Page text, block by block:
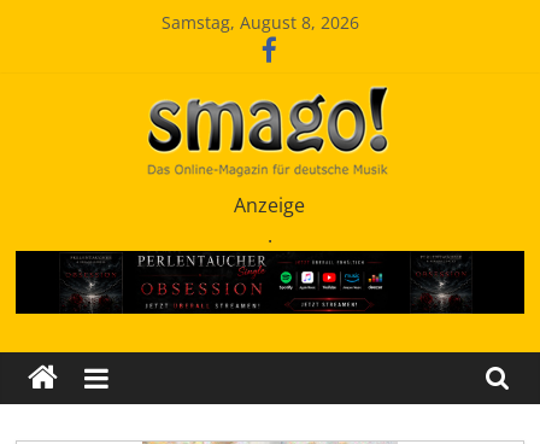
Samstag, August 8, 2026
SchlagerMAGazinOnline
Anzeige
.